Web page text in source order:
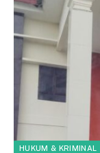
HUKUM & KRIMINAL